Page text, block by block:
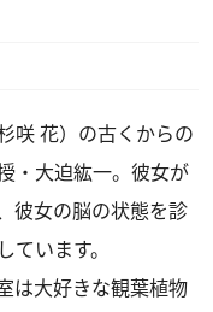
咲 花）の古くからの
・大迫紘一。彼女が
彼女の脳の状態を診
います。
は大好きな観葉植物